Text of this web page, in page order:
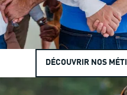
DÉCOUVRIR NOS